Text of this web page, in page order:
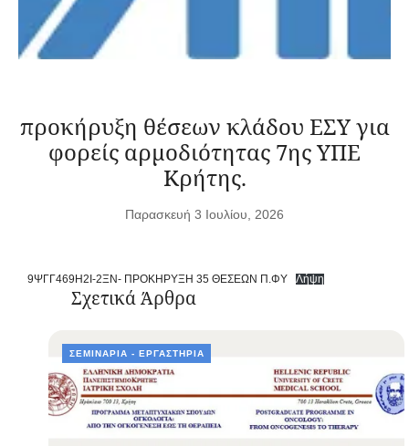
προκήρυξη θέσεων κλάδου ΕΣΥ για
φορείς αρμοδιότητας 7ης ΥΠΕ
Κρήτης.
Παρασκευή 3 Ιουλίου, 2026
9ΨΓΓ469Η2Ι-2ΞΝ- ΠΡΟΚΗΡΥΞΗ 35 ΘΕΣΕΩΝ Π.ΦΥ Λήψη
Σχετικά Άρθρα
ΣΕΜΙΝΆΡΙΑ - ΕΡΓΑΣΤΉΡΙΑ